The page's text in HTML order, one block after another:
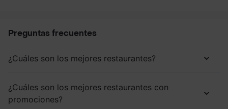
Preguntas frecuentes
¿Cuáles son los mejores restaurantes?
¿Cuáles son los mejores restaurantes con
promociones?